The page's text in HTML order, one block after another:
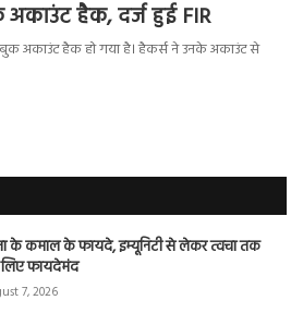
हैक, दर्ज हुई FIR
अकाउंट हैक हो गया है। हैकर्स ने उनके अकाउंट से
के कमाल के फायदे, इम्यूनिटी से लेकर त्वचा तक
फायदेमंद
7, 2026